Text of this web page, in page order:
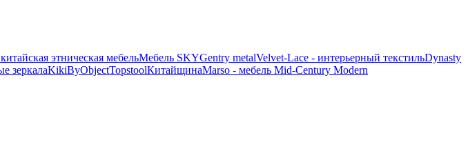
этническая мебельМебель SKYGentry metalVelvet-Lace - интерьерный текстильDynasty
зеркалаKikiByObjectTopstoolКитайщинаMarso - мебель Mid-Century Modern